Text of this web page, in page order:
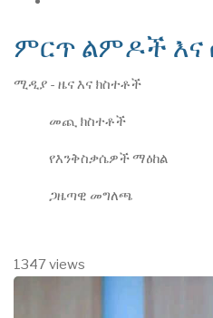
ምርጥ ልምዶች እና
ሚዲያ - ዜና እና ክስተቶች
መጪ ክስተቶች
የእንቅስቃሴዎች ማዕከል
ጋዜጣዊ መግለጫ
1347 views